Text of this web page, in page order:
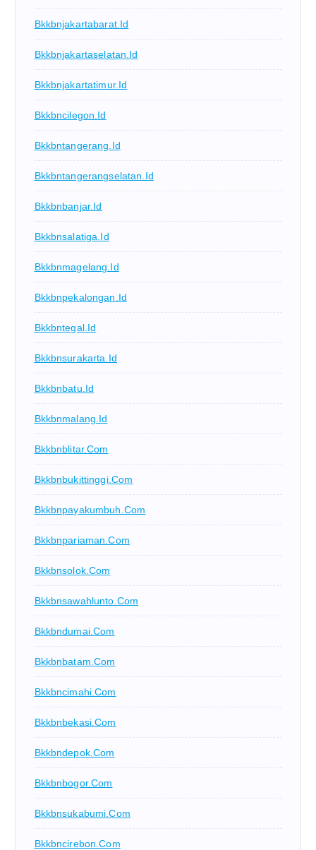
Bkkbnjakartabarat.id
Bkkbnjakartaselatan.id
Bkkbnjakartatimur.id
Bkkbncilegon.id
Bkkbntangerang.id
Bkkbntangerangselatan.id
Bkkbnbanjar.id
Bkkbnsalatiga.id
Bkkbnmagelang.id
Bkkbnpekalongan.id
Bkkbntegal.id
Bkkbnsurakarta.id
Bkkbnbatu.id
Bkkbnmalang.id
Bkkbnblitar.com
Bkkbnbukittinggi.com
Bkkbnpayakumbuh.com
Bkkbnpariaman.com
Bkkbnsolok.com
Bkkbnsawahlunto.com
Bkkbndumai.com
Bkkbnbatam.com
Bkkbncimahi.com
Bkkbnbekasi.com
Bkkbndepok.com
Bkkbnbogor.com
Bkkbnsukabumi.com
Bkkbncirebon.com